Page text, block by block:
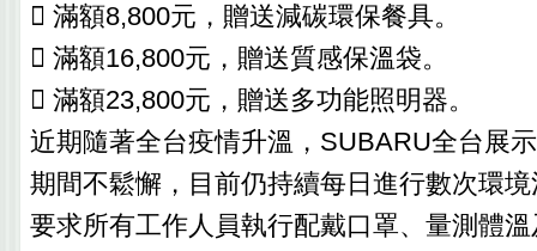
 滿額8,800元，贈送減碳環保餐具。
 滿額16,800元，贈送質感保溫袋。
 滿額23,800元，贈送多功能照明器。
近期隨著全台疫情升溫，SUBARU全台展
期間不鬆懈，目前仍持續每日進行數次環
要求所有工作人員執行配戴口罩、量測體